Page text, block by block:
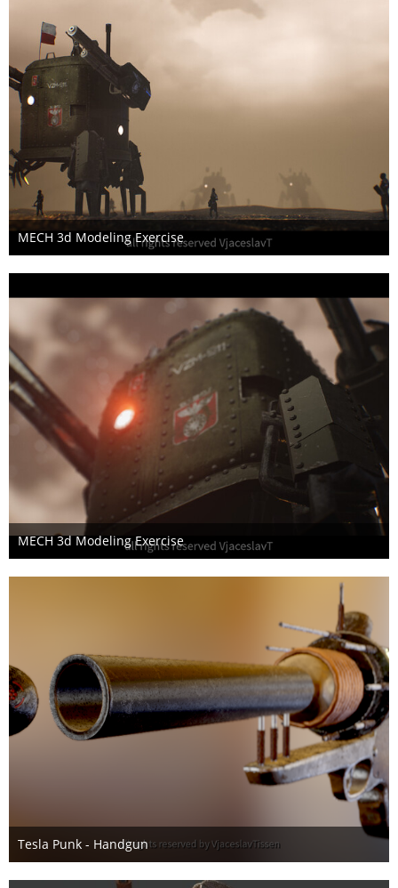
MECH 3d Modeling Exercise
17. November 2018
MECH 3d Modeling Exercise
17. November 2018
Tesla Punk - Handgun
17. Juni 2018